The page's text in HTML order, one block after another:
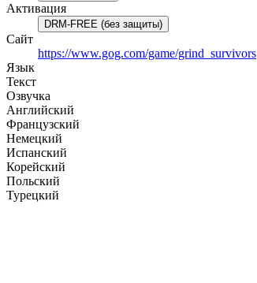
Активация
DRM-FREE (без защиты)
Сайт
https://www.gog.com/game/grind_survivors
Язык
Текст
Озвучка
Английский
Французский
Немецкий
Испанский
Корейский
Польский
Турецкий